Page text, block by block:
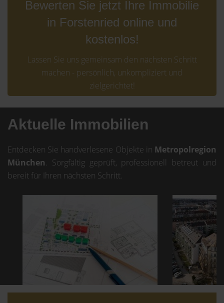
Bewerten Sie jetzt Ihre Immobilie
in Forstenried online und
kostenlos!
Lassen Sie uns gemeinsam den nächsten Schritt
machen - persönlich, unkompliziert und
zielgerichtet!
Aktuelle Immobilien
Entdecken Sie handverlesene Objekte in Metropolregion
München. Sorgfältig geprüft, professionell betreut und
bereit für Ihren nächsten Schritt.